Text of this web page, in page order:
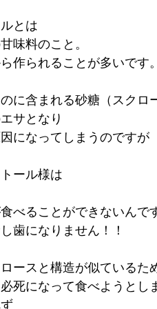
とは
味料のこと。
作られることが多いです。
に含まれる砂糖（スクロ
サとなり
になってしまうのですが
ール様は
べることができないんで
歯になりません！！
ースと構造が似ているた
死になって食べようとし